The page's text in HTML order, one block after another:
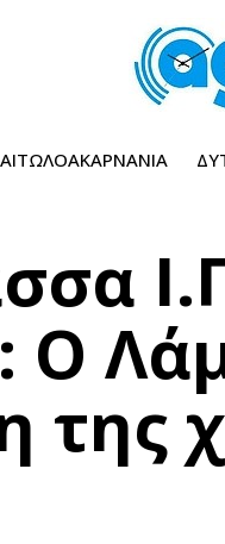
ΑΙΤΩΛΟΑΚΑΡΝΑΝΊΑ
Ο
της